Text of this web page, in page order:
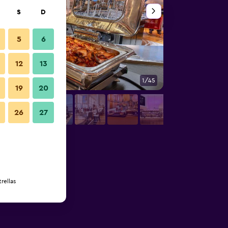
1/45
S D
5 6
12 13
19 20
26 27